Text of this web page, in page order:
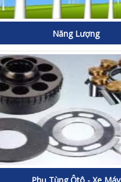
Năng Lượng